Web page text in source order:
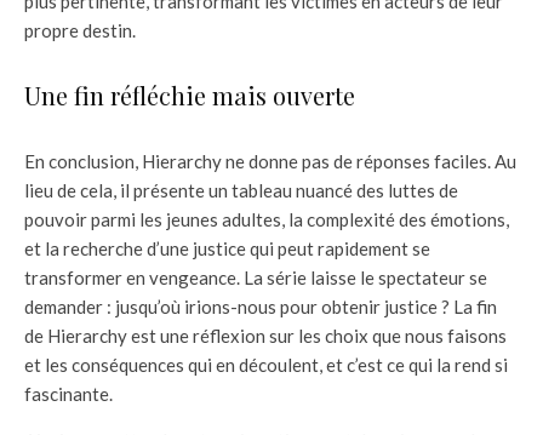
propre destin.
Une fin réfléchie mais ouverte
En conclusion, Hierarchy ne donne pas de réponses faciles. Au
lieu de cela, il présente un tableau nuancé des luttes de
pouvoir parmi les jeunes adultes, la complexité des émotions,
et la recherche d’une justice qui peut rapidement se
transformer en vengeance. La série laisse le spectateur se
demander : jusqu’où irions-nous pour obtenir justice ? La fin
de Hierarchy est une réflexion sur les choix que nous faisons
et les conséquences qui en découlent, et c’est ce qui la rend si
fascinante.